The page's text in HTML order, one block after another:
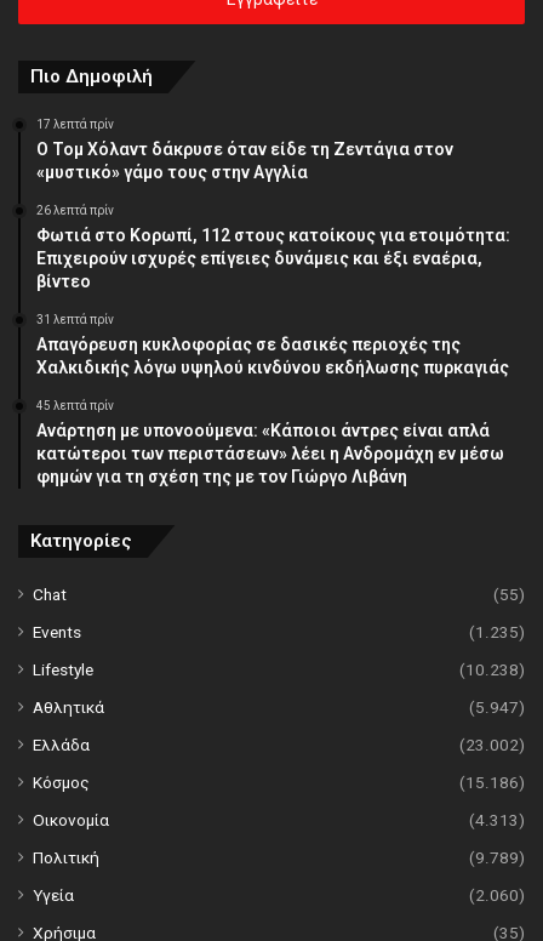
διεύθυνση
Πιο Δημοφιλή
17 λεπτά πρίν
Ο Τομ Χόλαντ δάκρυσε όταν είδε τη Ζεντάγια στον
«μυστικό» γάμο τους στην Αγγλία
26 λεπτά πρίν
Φωτιά στο Κορωπί, 112 στους κατοίκους για ετοιμότητα:
Επιχειρούν ισχυρές επίγειες δυνάμεις και έξι εναέρια,
βίντεο
31 λεπτά πρίν
Απαγόρευση κυκλοφορίας σε δασικές περιοχές της
Χαλκιδικής λόγω υψηλού κινδύνου εκδήλωσης πυρκαγιάς
45 λεπτά πρίν
Ανάρτηση με υπονοούμενα: «Κάποιοι άντρες είναι απλά
κατώτεροι των περιστάσεων» λέει η Ανδρομάχη εν μέσω
φημών για τη σχέση της με τον Γιώργο Λιβάνη
Κατηγορίες
Chat
(55)
Events
(1.235)
Lifestyle
(10.238)
Αθλητικά
(5.947)
Ελλάδα
(23.002)
Κόσμος
(15.186)
Οικονομία
(4.313)
Πολιτική
(9.789)
Υγεία
(2.060)
Χρήσιμα
(35)